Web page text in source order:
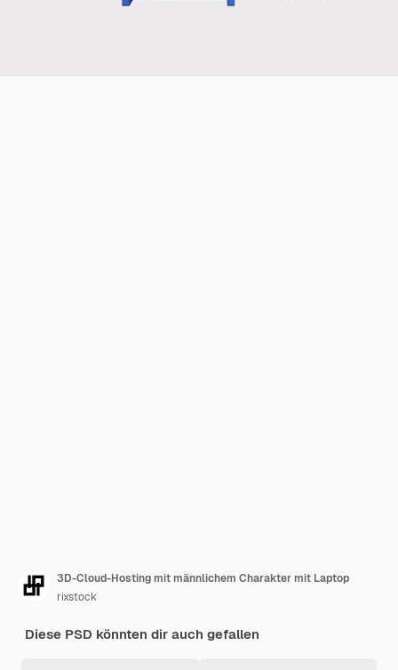
3D-Cloud-Hosting mit männlichem Charakter mit Laptop
rixstock
Diese PSD könnten dir auch gefallen